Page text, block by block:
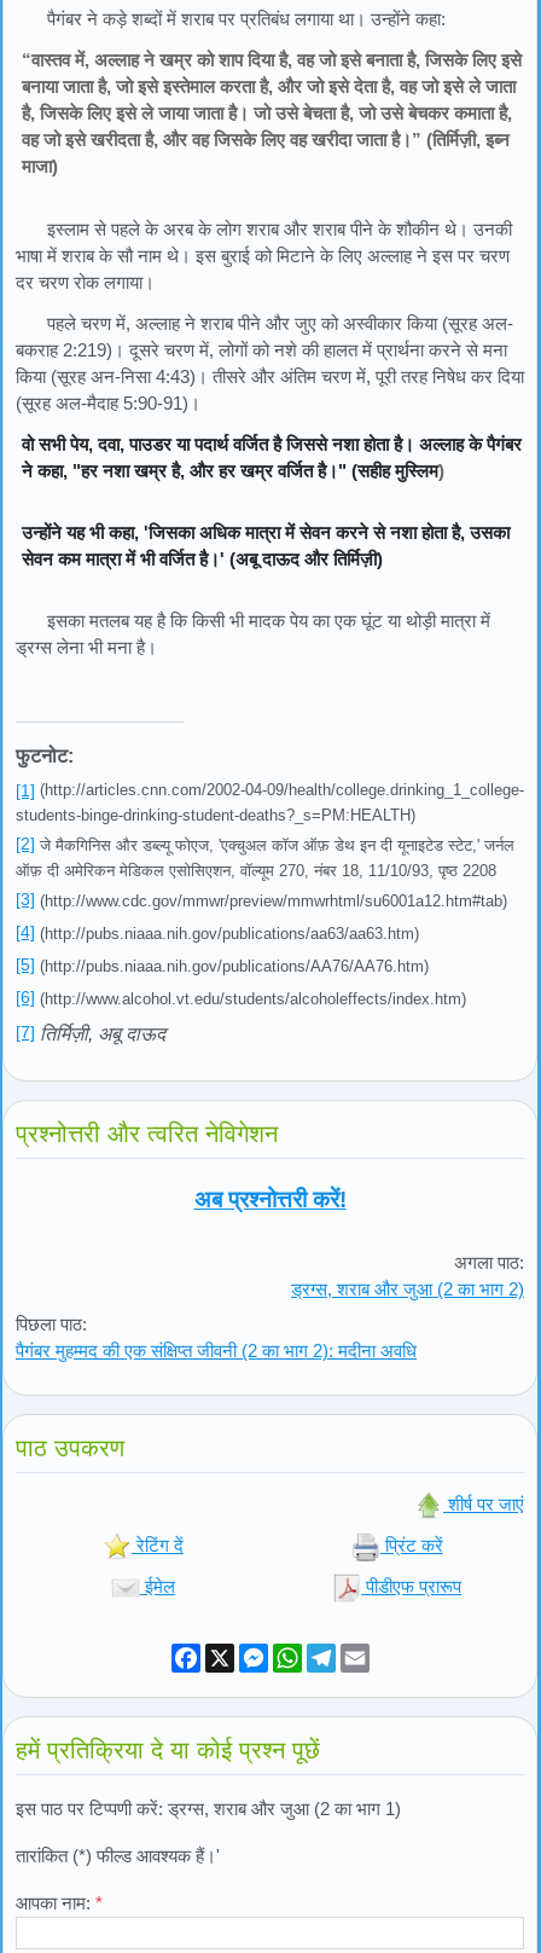
पैगंबर ने कड़े शब्दों में शराब पर प्रतिबंध लगाया था। उन्होंने कहा:
“वास्तव में, अल्लाह ने खम्र को शाप दिया है, वह जो इसे बनाता है, जिसके लिए इसे
बनाया जाता है, जो इसे इस्तेमाल करता है, और जो इसे देता है, वह जो इसे ले जाता
है, जिसके लिए इसे ले जाया जाता है। जो उसे बेचता है, जो उसे बेचकर कमाता है,
वह जो इसे खरीदता है, और वह जिसके लिए वह खरीदा जाता है।” (तिर्मिज़ी, इब्न
माजा)
इस्लाम से पहले के अरब के लोग शराब और शराब पीने के शौकीन थे। उनकी
भाषा में शराब के सौ नाम थे। इस बुराई को मिटाने के लिए अल्लाह ने इस पर चरण
दर चरण रोक लगाया।
पहले चरण में, अल्लाह ने शराब पीने और जुए को अस्वीकार किया (सूरह अल-
बकराह 2:219)। दूसरे चरण में, लोगों को नशे की हालत में प्रार्थना करने से मना
किया (सूरह अन-निसा 4:43)। तीसरे और अंतिम चरण में, पूरी तरह निषेध कर दिया
(सूरह अल-मैदाह 5:90-91)।
वो सभी पेय, दवा, पाउडर या पदार्थ वर्जित है जिससे नशा होता है। अल्लाह के पैगंबर
ने कहा, "हर नशा खम्र है, और हर खम्र वर्जित है।" (सहीह मुस्लिम)
उन्होंने यह भी कहा, 'जिसका अधिक मात्रा में सेवन करने से नशा होता है, उसका
सेवन कम मात्रा में भी वर्जित है।' (अबू दाऊद और तिर्मिज़ी)
इसका मतलब यह है कि किसी भी मादक पेय का एक घूंट या थोड़ी मात्रा में
ड्रग्स लेना भी मना है।
फुटनोट:
[1] (http://articles.cnn.com/2002-04-09/health/college.drinking_1_college-
students-binge-drinking-student-deaths?_s=PM:HEALTH)
[2] जे मैकगिनिस और डब्ल्यू फोएज, 'एक्चुअल कॉज ऑफ़ डेथ इन दी यूनाइटेड स्टेट,' जर्नल
ऑफ़ दी अमेरिकन मेडिकल एसोसिएशन, वॉल्यूम 270, नंबर 18, 11/10/93, पृष्ठ 2208
[3] (http://www.cdc.gov/mmwr/preview/mmwrhtml/su6001a12.htm#tab)
[4] (http://pubs.niaaa.nih.gov/publications/aa63/aa63.htm)
[5] (http://pubs.niaaa.nih.gov/publications/AA76/AA76.htm)
[6] (http://www.alcohol.vt.edu/students/alcoholeffects/index.htm)
[7] तिर्मिज़ी, अबू दाऊद
प्रश्नोत्तरी और त्वरित नेविगेशन
अब प्रश्नोत्तरी करें!
पिछला पाठ:
पैगंबर मुहम्मद की एक संक्षिप्त जीवनी (2 का भाग 2): मदीना अवधि
अगला पाठ:
ड्रग्स, शराब और जुआ (2 का भाग 2)
पाठ उपकरण
शीर्ष पर जाएं
रेटिंग दें प्रिंट करें
ईमेल पीडीएफ प्रारूप
Facebook
X Messenger
WhatsApp
Telegram
हमें प्रतिक्रिया दे या कोई प्रश्न पूछें
इस पाठ पर टिप्पणी करें: ड्रग्स, शराब और जुआ (2 का भाग 1)
तारांकित (*) फील्ड आवश्यक हैं।'
आपका नाम: *